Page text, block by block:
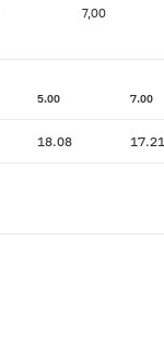
7,00
5.00 7.00
18.08 17.21